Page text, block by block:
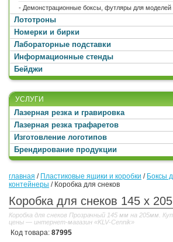
- Демонстрационные боксы, футляры для моделей
Лототроны
Номерки и бирки
Лабораторные подставки
Информационные стенды
Бейджи
УСЛУГИ
Лазерная резка и гравировка
Лазерная резка трафаретов
Изготовление логотипов
Брендирование продукции
главная / Пластиковые ящики и коробки / Боксы
контейнеры / Коробка для снеков
Коробка для снеков 145 x
Коробка для снеков Прозрачный 145 мм на 205мм.
цены — интернет-магазин «KLV-Cennik»
Код товара: 87995